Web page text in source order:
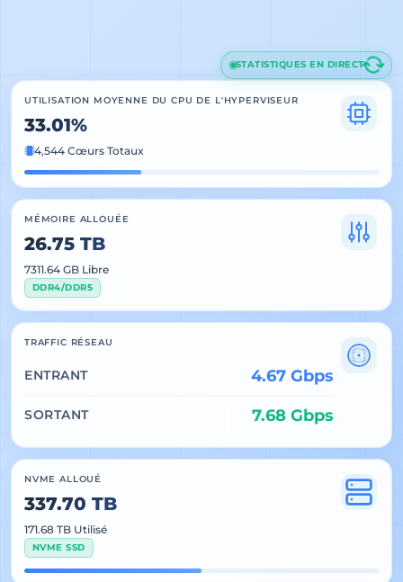
STATISTIQUES EN DIRECT
UTILISATION MOYENNE DU CPU DE L'HYPERVISEUR
33.01%
4,544 Cœurs Totaux
MÉMOIRE ALLOUÉE
26.75 TB
7311.64 GB Libre
DDR4/DDR5
TRAFFIC RÉSEAU
ENTRANT 4.67 Gbps
SORTANT 7.68 Gbps
NVME ALLOUÉ
337.70 TB
171.68 TB Utilisé
NVME SSD